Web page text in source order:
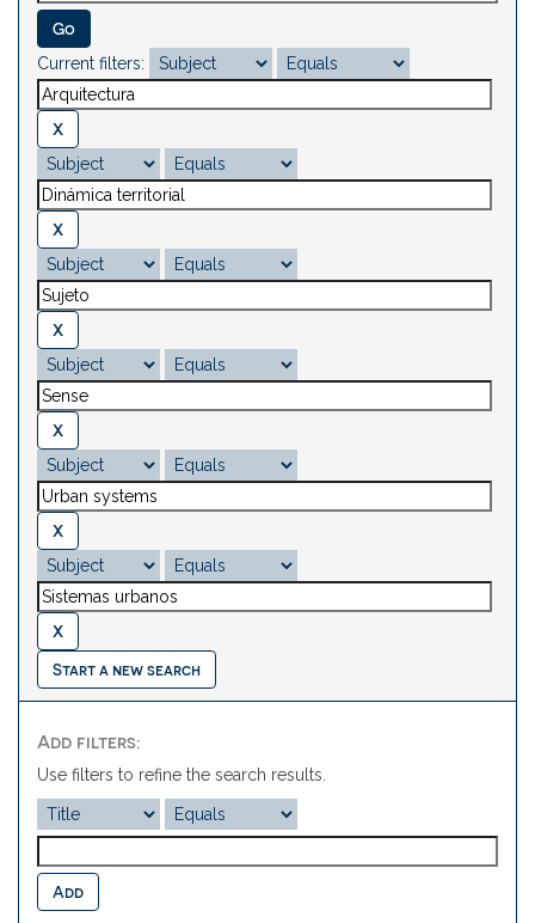
Current filters:
Start a new search
Add filters:
Use filters to refine the search results.